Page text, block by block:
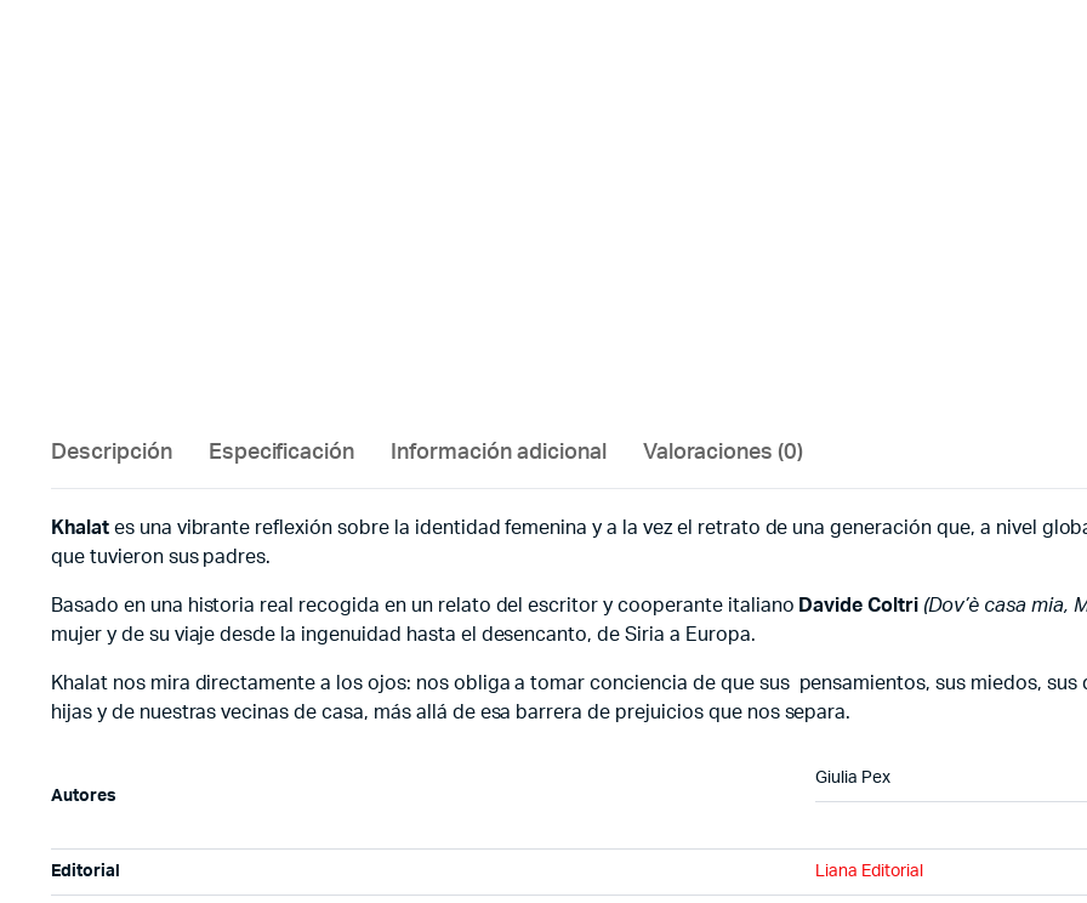
Descripción Especificación Información adicional Valoraciones (0)
Khalates una vibrante reflexión sobre la identidad femenina y a la vez el retrato de una generación que, a nivel
que tuvieron sus padres.
Basado en una historia real recogida en un relato del escritor y cooperante italiano Davide Coltri (Dov’è casa mia,
mujer y de su viaje desde la ingenuidad hasta el desencanto, de Siria a Europa.
Khalat nos mira directamente a los ojos: nos obliga a tomar conciencia de que sus pensamientos, sus miedos,
hijas y de nuestras vecinas de casa, más allá de esa barrera de prejuicios que nos separa.
Autores
Giulia Pex
Editorial Liana Editorial